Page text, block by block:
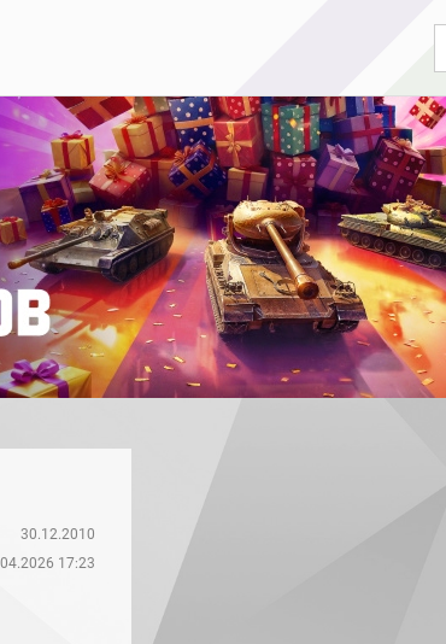
30.12.2010
17:23